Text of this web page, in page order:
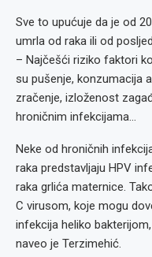
Sve to upućuje da je od
umrla od raka ili od
– Najčešći riziko faktori
su pušenje, konzumacija
zračenje, izloženost
hroničnim infekcijama…
Neke od hroničnih
raka predstavljaju HPV
raka grlića maternice.
C virusom, koje mogu
infekcija heliko
naveo je Terzimehić.